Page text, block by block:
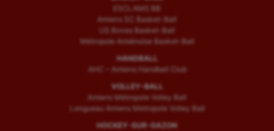
ESCLAMS BB
Amiens SC Basket-Ball
US Boves Basket-Ball
Métropole Amiénoise Basket-Ball
HANDBALL
AHC – Amiens Handball Club
VOLLEY-BALL
Amiens Métropole Volley Ball
Longueau Amiens Metropole Volley Ball
HOCKEY-SUR-GAZON